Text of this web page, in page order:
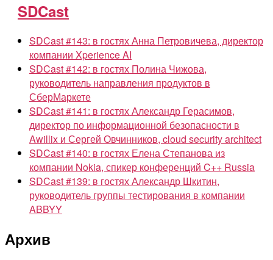
SDCast
SDCast #143: в гостях Анна Петровичева, директор
компании Xperience AI
SDCast #142: в гостях Полина Чижова,
руководитель направления продуктов в
СберМаркете
SDCast #141: в гостях Александр Герасимов,
директор по информационной безопасности в
Awillix и Сергей Овчинников, cloud security architect
SDCast #140: в гостях Елена Степанова из
компании Nokia, спикер конференций C++ Russia
SDCast #139: в гостях Александр Шкитин,
руководитель группы тестирования в компании
ABBYY
Архив